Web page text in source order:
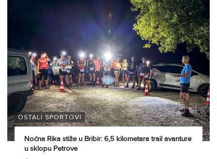
OSTALI SPORTOVI
Noćna Rika stiže u Bribir: 6,5 kilometara trail avanture
u sklopu Petrove